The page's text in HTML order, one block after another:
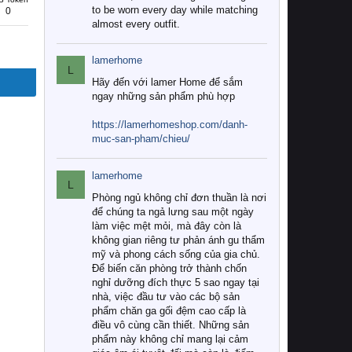
0
to be worn every day while matching
almost every outfit.
L
lamerhome
Hãy đến với lamer Home để sắm
ngay những sản phẩm phù hợp
https://lamerhomeshop.com/danh-
muc-san-pham/chieu/
L
lamerhome
Phòng ngủ không chỉ đơn thuần là nơi
để chúng ta ngả lưng sau một ngày
làm việc mệt mỏi, mà đây còn là
không gian riêng tư phản ánh gu thẩm
mỹ và phong cách sống của gia chủ.
Để biến căn phòng trở thành chốn
nghỉ dưỡng đích thực 5 sao ngay tại
nhà, việc đầu tư vào các bộ sản
phẩm chăn ga gối đệm cao cấp là
điều vô cùng cần thiết. Những sản
phẩm này không chỉ mang lại cảm